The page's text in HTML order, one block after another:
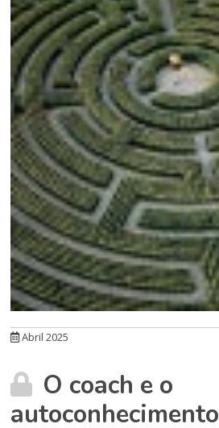
Abril 2025
O coach e o
autoconhecimento